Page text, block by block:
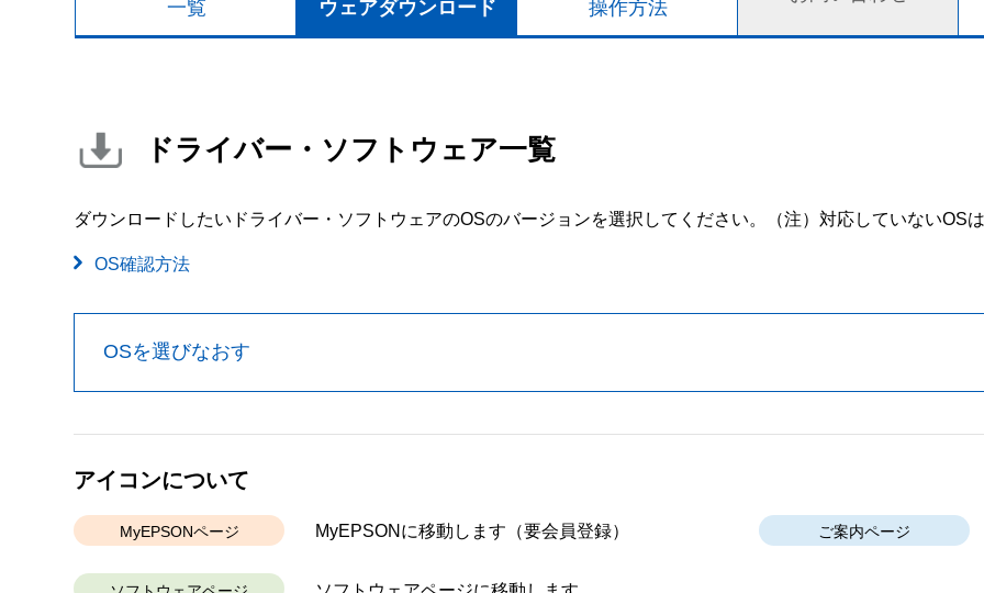
一覧
ウェアダウンロード
操作方法
ドライバー・ソフトウェア一覧
ダウンロードしたいドライバー・ソフトウェアのOSのバージョンを選択してください。 （注）対応していないOS
OS確認方法
OSを選びなおす
アイコンについて
MyEPSONページ MyEPSONに移動します （要会員登録） ご案内ページ